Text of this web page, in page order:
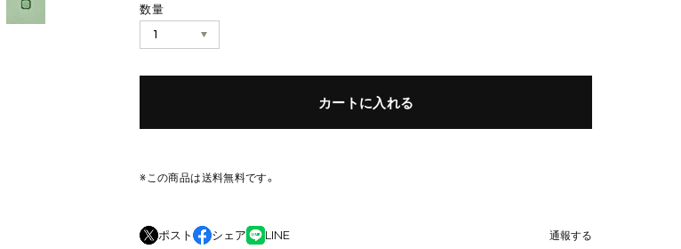
数量
カートに入れる
※この商品は送料無料です。
ポスト シェア LINE 通報する